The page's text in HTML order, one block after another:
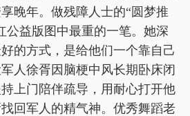
晚年。做残障人士的“圆梦推
公益版图中最重的一笔。她深
的方式，是给他们一个靠自己
人徐胥因脑梗中风长期卧床闭
上门陪伴疏导，用耐心打开他
回军人的精气神。优秀舞蹈老